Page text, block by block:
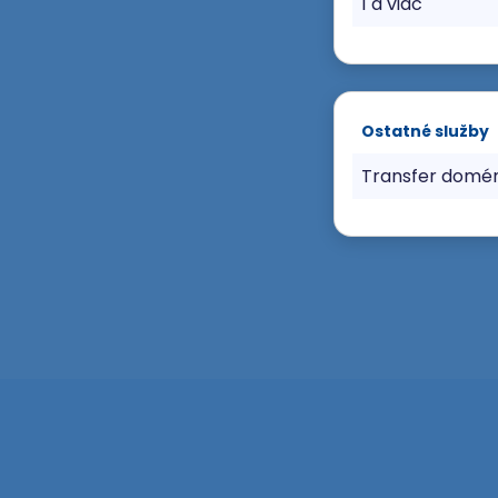
Ostatné služby
Transfer